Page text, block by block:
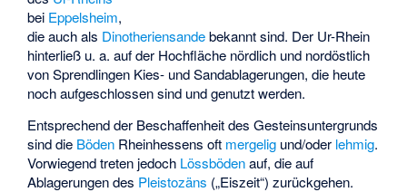
bei Eppelsheim,
die auch als Dinotheriensandebekannt sind. Der Ur-Rhein
hinterließ u. a. auf der Hochfläche nördlich und nordöstlich
von Sprendlingen Kies- und Sandablagerungen, die heute
noch aufgeschlossen sind und genutzt werden.
Entsprechend der Beschaffenheit des Gesteinsuntergrunds
sind die Böden Rheinhessens oft mergelig und/oder lehmig.
Vorwiegend treten jedoch Lössbödenauf, die auf
Ablagerungen des Pleistozäns („Eiszeit“) zurückgehen.